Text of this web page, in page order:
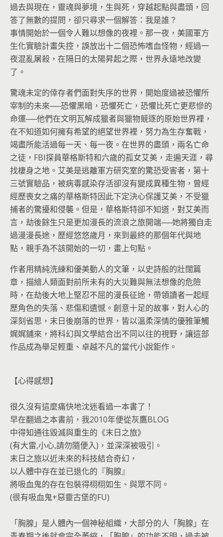
過去與現在，靈魂與夢境，生與死，穿越起點與盡頭，回
答了無數的提問，卻只尋求一個解答：我是誰？
事情開始於一個令人難以想像的夜裡。那一夜，美國軍方
生化實驗計畫失控，誤放出十二個恐怖嗜血怪物，經過一
夜混亂屠殺，在隔日的太陽昇起之際，世界永遠地改變
了。
驚魂未定的倖存者們面對失序的世界，開始度過被恐懼所
宰制的未來──恐懼黑暗，恐懼死亡，恐懼比死亡更悲慘的
命運──他們在文明瓦解成獵者與獵物競逐的原始世界裡，
在不知道如何擁有希望的絕望世界裡，努力為生存奮戰，
竭盡所能活過每一天、每一夜。在世界的盡頭，兩名亡命
之徒，FBI探員華格斯特和六歲的孤女艾美，走遍天涯，尋
找棲身之地。艾美是逃離軍方研究室的驚恐受害者，第十
三號實驗品，被病毒感染存活卻沒有變成異種生物，曾經
經歷喪女之痛的華格斯特因此下定決心保護艾美，不受獵
捕者的驚擾和侵襲。但是，華格斯特卻不知道，對艾美而
言，劫後餘生只是更加漫長的流浪之旅開端──她將獨自走
過漫漫長途，歷經悠悠歲月，來到最終的那個年代與地
點，親手為不該開始的一切，畫上句點。
作者用精純洗練和優美動人的文筆，以史詩般的壯闊篇
章，描繪人類面對前所未有的大災難與無法想像的危險
時，在劫後大地上堅忍不屈的漫長征途，帶領讀者一起經
歷角色的失落、悲傷和遺憾。創意十足的故事，對人心的
深刻省思，末日後崩落的世界，皆以溫柔深情的優雅筆觸
娓娓鋪來，將科幻與文學結合出不同以往的視野，讓這部
作品成為舉足輕重、卓越不凡的當代小說鉅作。
【心得感想】
很久沒有這麼痛快地沈迷看過一本書了！
早在翻過之本書前，我2010年便從灰鷹BLOG
中得知通往毀滅與重生的《末日之旅》
(有大雷,小心,請勿隨便入)，並深深被吸引。
末日之旅以近未來的科技結合奇幻，
以人體中存在並已退化的『胸腺』
將吸血鬼的存在包裝得栩栩如生、與眾不同。
(很有吸血鬼+惡靈古堡的FU)
「胸腺」是人體內一個神秘組織，大部分的人「胸腺」在